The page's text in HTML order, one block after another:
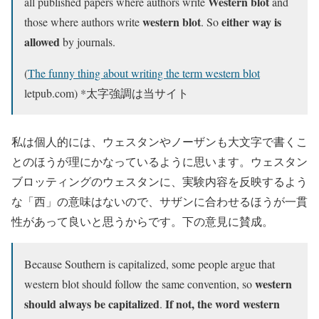
those where authors writewestern blot. Soeither way is
allowedby journals.
(The funny thing about writing the term western blot
letpub.com) *太字強調は当サイト
私は個人的には、ウェスタンやノーザンも大文字で書くこ
とのほうが理にかなっているように思います。ウェスタン
ブロッティングのウェスタンに、実験内容を反映するよう
な「西」の意味はないので、サザンに合わせるほうが一貫
性があって良いと思うからです。下の意見に賛成。
Because Southern is capitalized, some people argue that
western blot should follow the same convention, sowestern
should always becapitalized. If not, the word western